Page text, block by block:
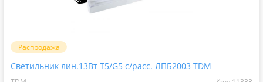
Распродажа
Светильник лин.13Вт T5/G5 с/расс. ЛПБ2003 TDM